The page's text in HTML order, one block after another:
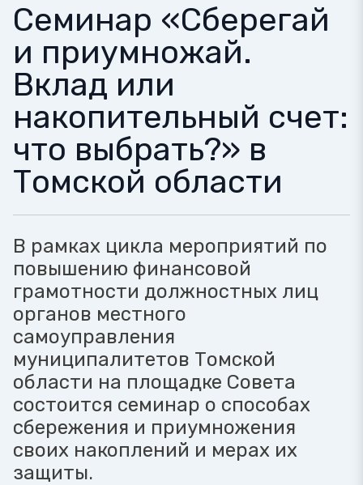
Семинар «Сберегай
и приумножай.
Вклад или
накопительный счет:
что выбрать?» в
Томской области
В рамках цикла мероприятий по
повышению финансовой
грамотности должностных лиц
органов местного
самоуправления
муниципалитетов Томской
области на площадке Совета
состоится семинар о способах
сбережения и приумножения
своих накоплений и мерах их
защиты.